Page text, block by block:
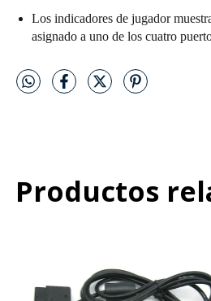
Los indicadores de jugador
asignado a uno de los cuatro
Productos